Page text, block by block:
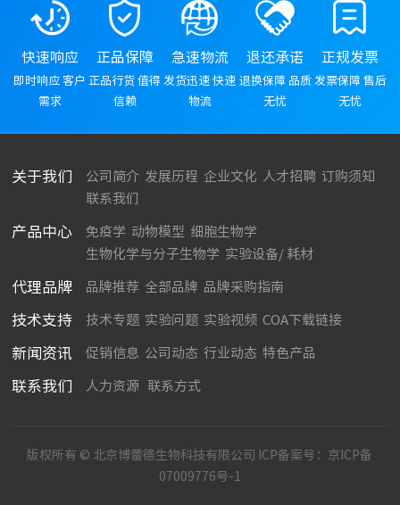
快速响应
即时响应 客户
需求
正品保障
正品行货 值得
信赖
急速物流
发货迅速 快速
物流
退还承诺
退换保障 品质
无忧
正规发票
发票保障 售后
无忧
关于我们 公司简介 发展历程 企业文化 人才招聘 订购须知
联系我们
产品中心 免疫学 动物模型 细胞生物学
生物化学与分子生物学 实验设备/ 耗材
代理品牌 品牌推荐 全部品牌 品牌采购指南
技术支持 技术专题 实验问题 实验视频 COA下载链接
新闻资讯 促销信息 公司动态 行业动态 特色产品
联系我们 人力资源 联系方式
版权所有 © 北京博蕾德生物科技有限公司 ICP备案号： 京ICP备
07009776号-1